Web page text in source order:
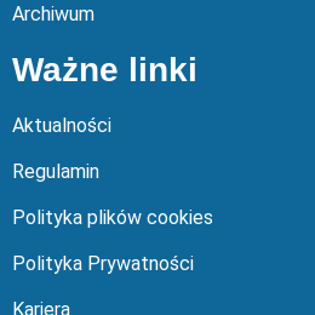
Archiwum
Ważne linki
Aktualności
Regulamin
Polityka plików cookies
Polityka Prywatności
Kariera